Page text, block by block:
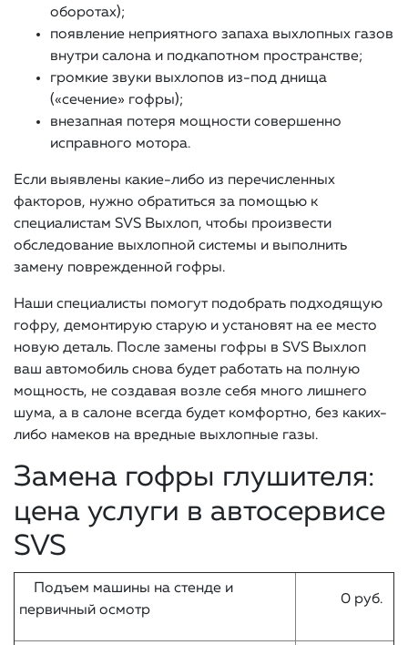
оборотах);
появление неприятного запаха выхлопных газов
внутри салона и подкапотном пространстве;
громкие звуки выхлопов из-под днища
(«сечение» гофры);
внезапная потеря мощности совершенно
исправного мотора.
Если выявлены какие-либо из перечисленных
факторов, нужно обратиться за помощью к
специалистам SVS Выхлоп, чтобы произвести
обследование выхлопной системы и выполнить
замену поврежденной гофры.
Наши специалисты помогут подобрать подходящую
гофру, демонтирую старую и установят на ее место
новую деталь. После замены гофры в SVS Выхлоп
ваш автомобиль снова будет работать на полную
мощность, не создавая возле себя много лишнего
шума, а в салоне всегда будет комфортно, без каких-
либо намеков на вредные выхлопные газы.
Замена гофры глушителя:
цена услуги в автосервисе
SVS
Подъем машины на стенде и
первичный осмотр
0 руб.